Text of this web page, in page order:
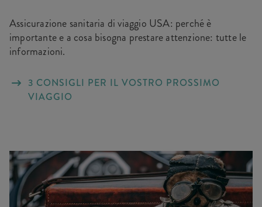
Assicurazione sanitaria di viaggio USA: perché è
importante e a cosa bisogna prestare attenzione: tutte le
informazioni.
3 CONSIGLI PER IL VOSTRO PROSSIMO
VIAGGIO